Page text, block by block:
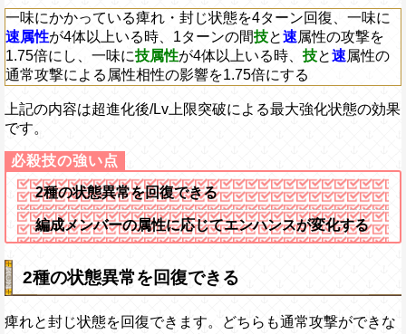
一味にかかっている痺れ・封じ状態を4ターン回復、一味に
速属性が4体以上いる時、1ターンの間技と速属性の攻撃を
1.75倍にし、一味に技属性が4体以上いる時、 技と速属性の
通常攻撃による属性相性の影響を1.75倍にする
上記の内容は超進化後/Lv上限突破による最大強化状態の効果
です。
2種の状態異常を回復できる
編成メンバーの属性に応じてエンハンスが変化する
2種の状態異常を回復できる
痺れと封じ状態を回復できます。どちらも通常攻撃ができな